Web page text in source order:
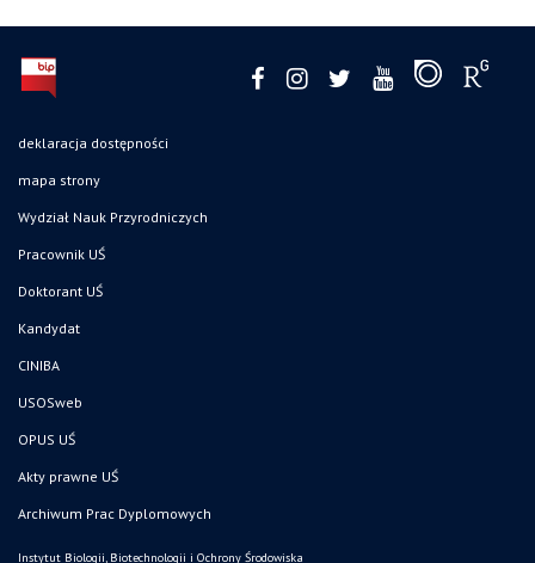
deklaracja dostępności
mapa strony
Wydział Nauk Przyrodniczych
Pracownik UŚ
Doktorant UŚ
Kandydat
CINIBA
USOSweb
OPUS UŚ
Akty prawne UŚ
Archiwum Prac Dyplomowych
Instytut Biologii, Biotechnologii i Ochrony Środowiska